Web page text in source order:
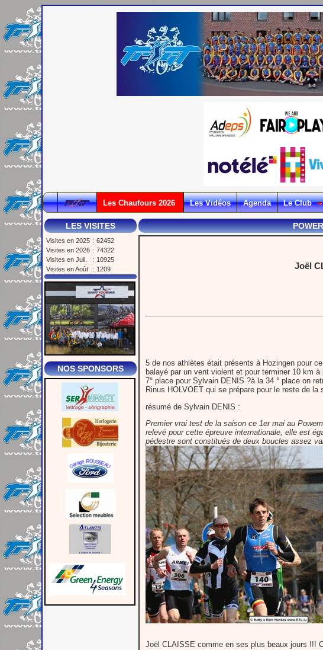
Les Chaufours 2026 Les Vidéos Agenda Le Club
LES VISITES
Visites en 2025 : 62452
Visites en 2026 : 74322
Visites en Juil.
: 10925
Visites en Août
: 1209
NOS SPONSORS
Joël
5 de nos athlètes était présents à Hozingen pour
balayé par un vent violent et pour terminer 10 km
7° place pour Sylvain DENIS ?à la 34 ° place on
Rinus HOLVOET qui se prépare pour le reste de
résumé de Sylvain DENIS :
Premier vrai test de la saison ce 1er mai au
relevé pour cette épreuve internationale, elle est
pédestre sont constitués de deux boucles assez
Joël CLAISSE comme en ses plus beaux jours !!!